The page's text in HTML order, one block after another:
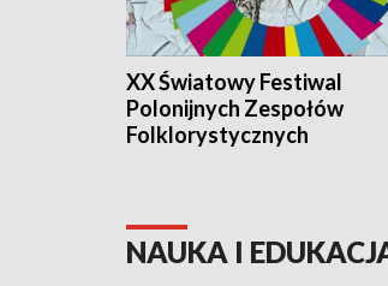
XX Światowy Festiwal
Polonijnych Zespołów
Folklorystycznych
NAUKA I